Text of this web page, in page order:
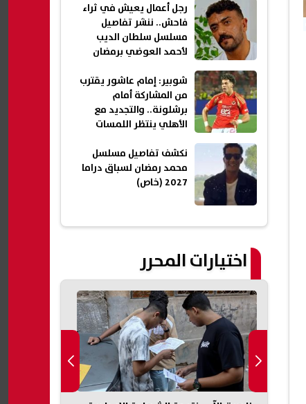
رجل أعمال يعيش في ثراء
فاحش.. ننشر تفاصيل
مسلسل سلطان الديب
لأحمد العوضي برمضان
شوبير: إمام عاشور يقترب
من المشاركة أمام
برشلونة.. والتجديد مع
الأهلي ينتظر اللمسات
نكشف تفاصيل مسلسل
محمد رمضان لسباق دراما
2027 (خاص)
اختيارات المحرر